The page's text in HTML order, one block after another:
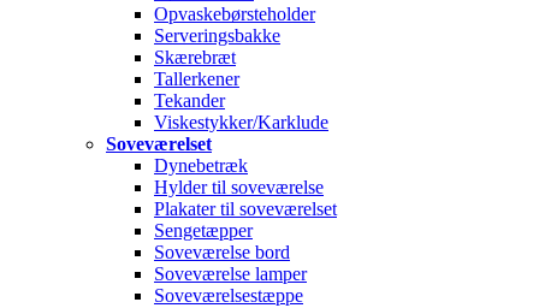
Opvaskebørsteholder
Serveringsbakke
Skærebræt
Tallerkener
Tekander
Viskestykker/Karklude
Soveværelset
Dynebetræk
Hylder til soveværelse
Plakater til soveværelset
Sengetæpper
Soveværelse bord
Soveværelse lamper
Soveværelsestæppe